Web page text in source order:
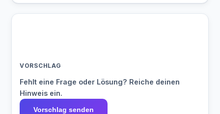
VORSCHLAG
Fehlt eine Frage oder Lösung? Reiche deinen
Hinweis ein.
Vorschlag senden